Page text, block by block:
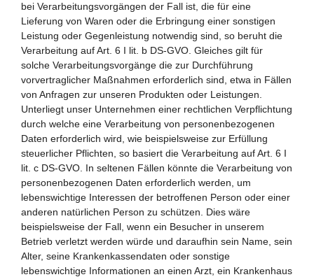
bei Verarbeitungsvorgängen der Fall ist, die für eine
Lieferung von Waren oder die Erbringung einer sonstigen
Leistung oder Gegenleistung notwendig sind, so beruht die
Verarbeitung auf Art. 6 I lit. b DS-GVO. Gleiches gilt für
solche Verarbeitungsvorgänge die zur Durchführung
vorvertraglicher Maßnahmen erforderlich sind, etwa in Fällen
von Anfragen zur unseren Produkten oder Leistungen.
Unterliegt unser Unternehmen einer rechtlichen Verpflichtung
durch welche eine Verarbeitung von personenbezogenen
Daten erforderlich wird, wie beispielsweise zur Erfüllung
steuerlicher Pflichten, so basiert die Verarbeitung auf Art. 6 I
lit. c DS-GVO. In seltenen Fällen könnte die Verarbeitung von
personenbezogenen Daten erforderlich werden, um
lebenswichtige Interessen der betroffenen Person oder einer
anderen natürlichen Person zu schützen. Dies wäre
beispielsweise der Fall, wenn ein Besucher in unserem
Betrieb verletzt werden würde und daraufhin sein Name, sein
Alter, seine Krankenkassendaten oder sonstige
lebenswichtige Informationen an einen Arzt, ein Krankenhaus